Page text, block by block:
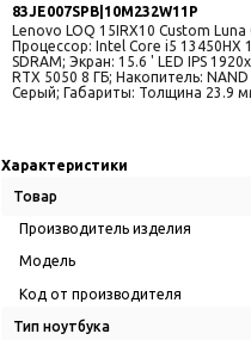
83JE007SPB|10M232W11P
Lenovo LOQ 15IRX10 Custom Luna
Процессор: Intel Core i5 13450HX
SDRAM; Экран: 15.6 ' LED IPS
RTX 5050 8 ГБ; Накопитель:
Серый; Габариты: Толщина 23.9
Характеристики
Товар
Производитель изделия
Модель
Код от производителя
Тип ноутбука